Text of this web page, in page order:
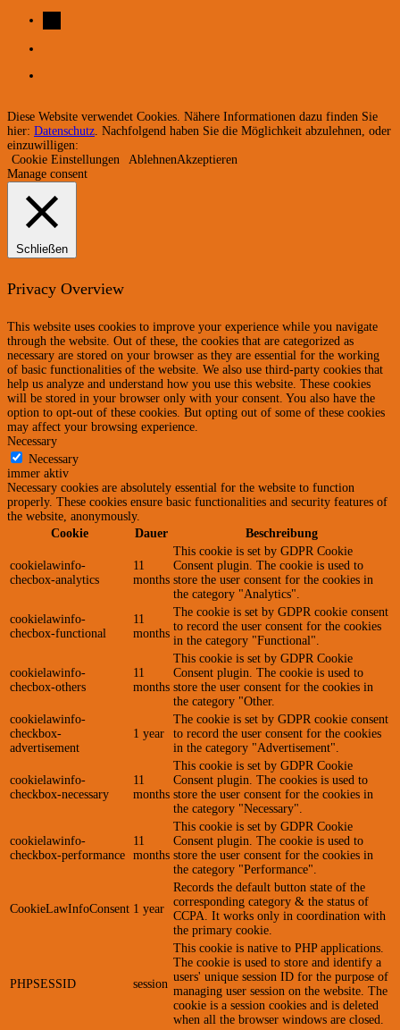
Diese Website verwendet Cookies. Nähere Informationen dazu finden Sie
hier: Datenschutz. Nachfolgend haben Sie die Möglichkeit abzulehnen, oder
einzuwilligen:
Cookie Einstellungen
AblehnenAkzeptieren
Manage consent
Schließen
Privacy Overview
This website uses cookies to improve your experience while you navigate
through the website. Out of these, the cookies that are categorized as
necessary are stored on your browser as they are essential for the working
of basic functionalities of the website. We also use third-party cookies that
help us analyze and understand how you use this website. These cookies
will be stored in your browser only with your consent. You also have the
option to opt-out of these cookies. But opting out of some of these cookies
may affect your browsing experience.
Necessary
Necessary
immer aktiv
Necessary cookies are absolutely essential for the website to function
properly. These cookies ensure basic functionalities and security features of
the website, anonymously.
Cookie
Dauer Beschreibung
cookielawinfo-
checbox-analytics
11
months
This cookie is set by GDPR Cookie
Consent plugin. The cookie is used to
store the user consent for the cookies in
the category "Analytics".
cookielawinfo-
checbox-functional
11
months
The cookie is set by GDPR cookie consent
to record the user consent for the cookies
in the category "Functional".
cookielawinfo-
checbox-others
11
months
This cookie is set by GDPR Cookie
Consent plugin. The cookie is used to
store the user consent for the cookies in
the category "Other.
cookielawinfo-
checkbox-
advertisement
1 year
The cookie is set by GDPR cookie consent
to record the user consent for the cookies
in the category "Advertisement".
cookielawinfo-
checkbox-necessary
11
months
This cookie is set by GDPR Cookie
Consent plugin. The cookies is used to
store the user consent for the cookies in
the category "Necessary".
cookielawinfo-
checkbox-performance
11
months
This cookie is set by GDPR Cookie
Consent plugin. The cookie is used to
store the user consent for the cookies in
the category "Performance".
CookieLawInfoConsent 1 year
Records the default button state of the
corresponding category & the status of
CCPA. It works only in coordination with
the primary cookie.
PHPSESSID session
This cookie is native to PHP applications.
The cookie is used to store and identify a
users' unique session ID for the purpose of
managing user session on the website. The
cookie is a session cookies and is deleted
when all the browser windows are closed.